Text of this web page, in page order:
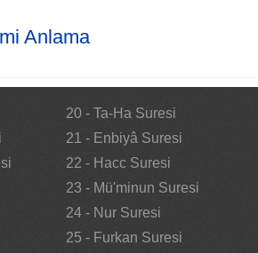
Anlama
20 - Ta-Ha Suresi
21 - Enbiyâ Suresi
22 - Hacc Suresi
23 - Mü'minun Suresi
24 - Nur Suresi
25 - Furkan Suresi